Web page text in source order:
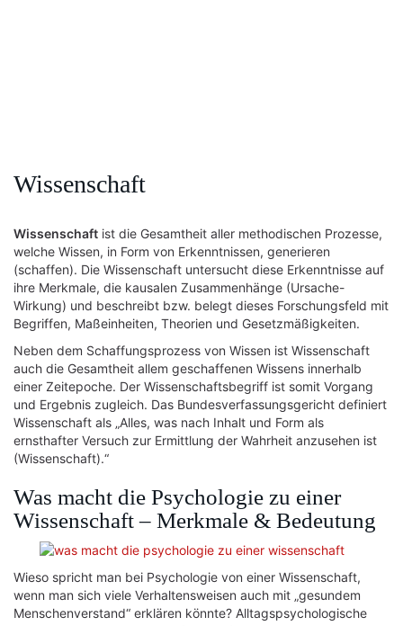
Wissenschaft
Wissenschaft ist die Gesamtheit aller methodischen Prozesse,
welche Wissen, in Form von Erkenntnissen, generieren
(schaffen). Die Wissenschaft untersucht diese Erkenntnisse auf
ihre Merkmale, die kausalen Zusammenhänge (Ursache-
Wirkung) und beschreibt bzw. belegt dieses Forschungsfeld mit
Begriffen, Maßeinheiten, Theorien und Gesetzmäßigkeiten.
Neben dem Schaffungsprozess von Wissen ist Wissenschaft
auch die Gesamtheit allem geschaffenen Wissens innerhalb
einer Zeitepoche. Der Wissenschaftsbegriff ist somit Vorgang
und Ergebnis zugleich. Das Bundesverfassungsgericht definiert
Wissenschaft als „Alles, was nach Inhalt und Form als
ernsthafter Versuch zur Ermittlung der Wahrheit anzusehen ist
(Wissenschaft).“
Was macht die Psychologie zu einer
Wissenschaft – Merkmale & Bedeutung
Wieso spricht man bei Psychologie von einer Wissenschaft,
wenn man sich viele Verhaltensweisen auch mit „gesundem
Menschenverstand“ erklären könnte? Alltagspsychologische